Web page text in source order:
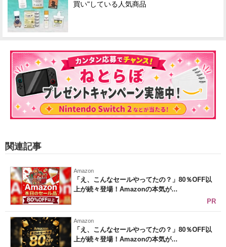
買い"している人気商品
関連記事
Amazon
「え、こんなセールやってたの？」80％OFF以
上が続々登場！Amazonの本気が...
PR
Amazon
「え、こんなセールやってたの？」80％OFF以
上が続々登場！Amazonの本気が...